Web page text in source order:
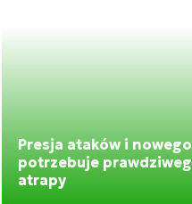
Presja ataków i
potrzebuje
atrapy